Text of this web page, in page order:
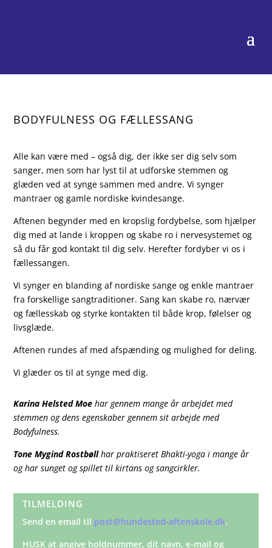
BODYFULNESS OG FÆLLESSANG
Alle kan være med – også dig, der ikke ser dig selv som
sanger, men som har lyst til at udforske stemmen og
glæden ved at synge sammen med andre. Vi synger
mantraer og gamle nordiske kvindesange.
Aftenen begynder med en kropslig fordybelse, som hjælper
dig med at lande i kroppen og skabe ro i nervesystemet og
så du får god kontakt til dig selv. Herefter fordyber vi os i
fællessangen.
Vi synger en blanding af nordiske sange og enkle mantraer
fra forskellige sangtraditioner. Sang kan skabe ro, nærvær
og fællesskab og styrke kontakten til både krop, følelser og
livsglæde.
Aftenen rundes af med afspænding og mulighed for deling.
Vi glæder os til at synge med dig.
Karina Helsted Moe har gennem mange år arbejdet med
stemmen og dens egenskaber gennem sit arbejde med
Bodyfulness.
Tone Mygind Rostbøllhar praktiseret Bhakti-yoga i mange år
og har sunget og spillet til kirtans og sangcirkler.
TILMELDING
Send en email til post@hundested-aftenskole.dk.
HUSK at angive holdnummer, dit navn, e-mail og